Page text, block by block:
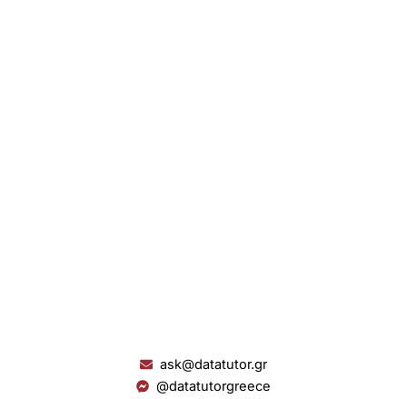
ask@datatutor.gr
@datatutorgreece